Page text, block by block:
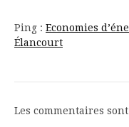
Ping : Economies
Élancourt
Les commentaires